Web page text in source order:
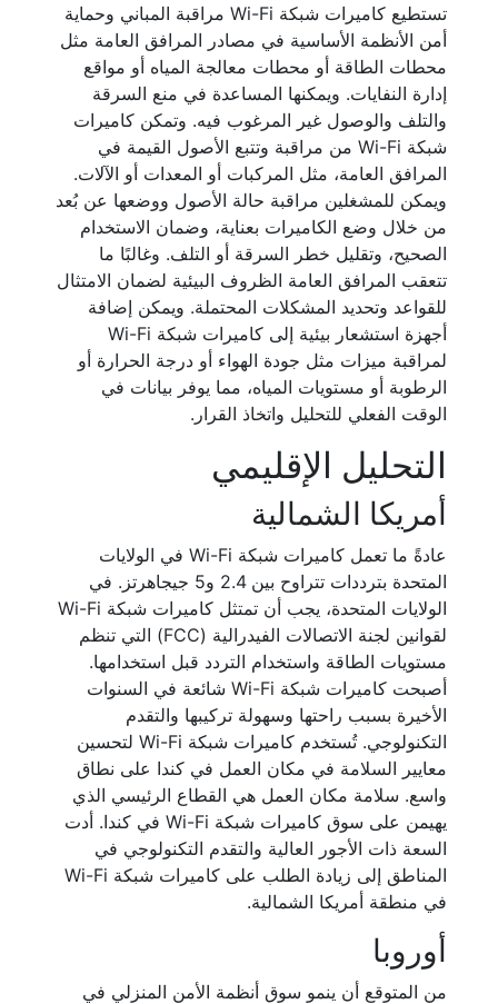
تستطيع كاميرات شبكة Wi-Fi مراقبة المباني وحماية
أمن الأنظمة الأساسية في مصادر المرافق العامة مثل
محطات الطاقة أو محطات معالجة المياه أو مواقع
إدارة النفايات. ويمكنها المساعدة في منع السرقة
والتلف والوصول غير المرغوب فيه. وتمكن كاميرات
شبكة Wi-Fi من مراقبة وتتبع الأصول القيمة في
المرافق العامة، مثل المركبات أو المعدات أو الآلات.
ويمكن للمشغلين مراقبة حالة الأصول ووضعها عن بُعد
من خلال وضع الكاميرات بعناية، وضمان الاستخدام
الصحيح، وتقليل خطر السرقة أو التلف. وغالبًا ما
تتعقب المرافق العامة الظروف البيئية لضمان الامتثال
للقواعد وتحديد المشكلات المحتملة. ويمكن إضافة
أجهزة استشعار بيئية إلى كاميرات شبكة Wi-Fi
لمراقبة ميزات مثل جودة الهواء أو درجة الحرارة أو
الرطوبة أو مستويات المياه، مما يوفر بيانات في
الوقت الفعلي للتحليل واتخاذ القرار.
التحليل الإقليمي
أمريكا الشمالية
عادةً ما تعمل كاميرات شبكة Wi-Fi في الولايات
المتحدة بترددات تتراوح بين 2.4 و5 جيجاهرتز. في
الولايات المتحدة، يجب أن تمتثل كاميرات شبكة Wi-Fi
لقوانين لجنة الاتصالات الفيدرالية (FCC) التي تنظم
مستويات الطاقة واستخدام التردد قبل استخدامها.
أصبحت كاميرات شبكة Wi-Fi شائعة في السنوات
الأخيرة بسبب راحتها وسهولة تركيبها والتقدم
التكنولوجي. تُستخدم كاميرات شبكة Wi-Fi لتحسين
معايير السلامة في مكان العمل في كندا على نطاق
واسع. سلامة مكان العمل هي القطاع الرئيسي الذي
يهيمن على سوق كاميرات شبكة Wi-Fi في كندا. أدت
السعة ذات الأجور العالية والتقدم التكنولوجي في
المناطق إلى زيادة الطلب على كاميرات شبكة Wi-Fi
في منطقة أمريكا الشمالية.
أوروبا
من المتوقع أن ينمو سوق أنظمة الأمن المنزلي في